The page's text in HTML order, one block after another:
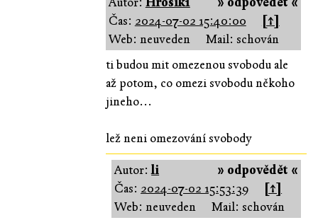
Čas: 2024-07-02 15:40:00
[↑]
Web: neuveden
Mail: schován
ti budou mit omezenou svobodu ale
až potom, co omezi svobodu někoho
jineho...
lež neni omezování svobody
» odpovědět «
Autor:li
Čas: 2024-07-02 15:53:39
[↑]
Web: neuveden
Mail: schován